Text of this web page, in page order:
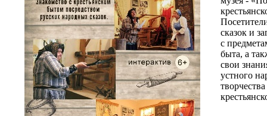
сказок и
с
быта, а
свои
устного